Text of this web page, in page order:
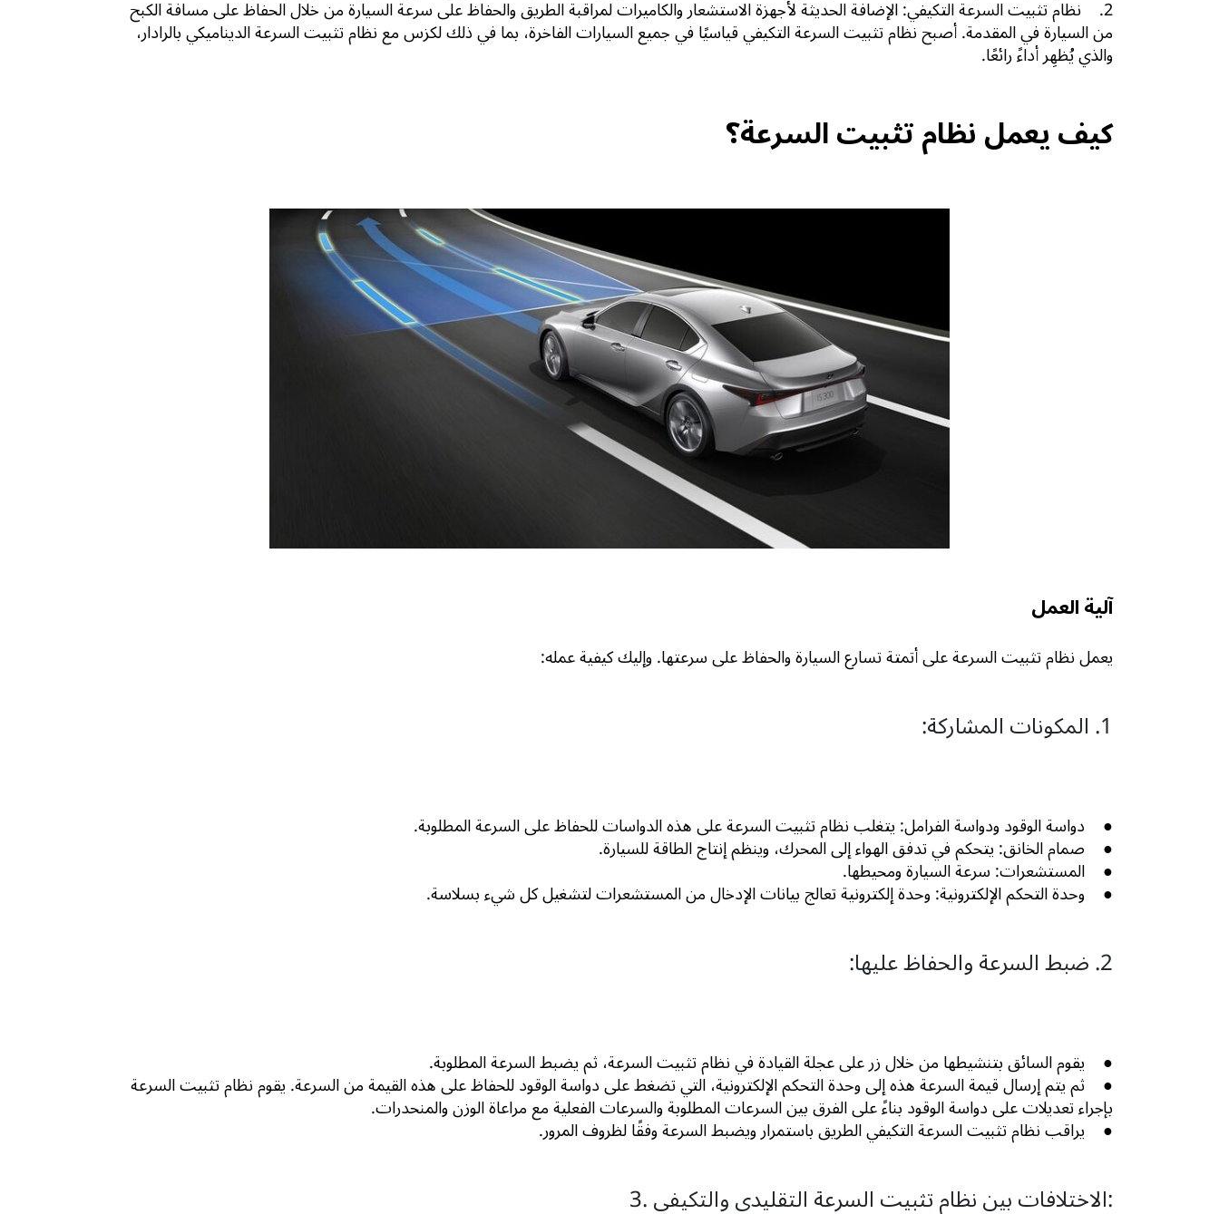
2. نظام تثبيت السرعة التكيفي: الإضافة الحديثة لأجهزة الاستشعار والكاميرات لمراقبة الطريق والحفاظ على سرعة السيارة من خلال الحفاظ على مسافة الكبح
من السيارة في المقدمة. أصبح نظام تثبيت السرعة التكيفي قياسيًا في جميع السيارات الفاخرة، بما في ذلكلكزسمع نظام تثبيت السرعة الديناميكي بالرادار،
والذي يُظهِر أداءً رائعًا.
كيف يعمل نظام تثبيت السرعة؟
آلية العمل
يعمل نظام تثبيت السرعة على أتمتة تسارع السيارة والحفاظ على سرعتها. وإليك كيفية عمله:
1. المكونات المشاركة:
● دواسة الوقود ودواسة الفرامل: يتغلب نظام تثبيت السرعة على هذه الدواسات للحفاظ على السرعة المطلوبة.
● صمام الخانق: يتحكم في تدفق الهواء إلى المحرك، وينظم إنتاج الطاقة للسيارة.
● المستشعرات: سرعة السيارة ومحيطها.
● وحدة التحكم الإلكترونية: وحدة إلكترونية تعالج بيانات الإدخال من المستشعرات لتشغيل كل شيء بسلاسة.
2. ضبط السرعة والحفاظ عليها:
● يقوم السائق بتنشيطها من خلال زر على عجلة القيادة في نظام تثبيت السرعة، ثم يضبط السرعة المطلوبة.
● ثم يتم إرسال قيمة السرعة هذه إلى وحدة التحكم الإلكترونية، التي تضغط على دواسة الوقود للحفاظ على هذه القيمة من السرعة. يقوم نظام تثبيت السرعة
بإجراء تعديلات على دواسة الوقود بناءً على الفرق بين السرعات المطلوبة والسرعات الفعلية مع مراعاة الوزن والمنحدرات.
● يراقب نظام تثبيت السرعة التكيفي الطريق باستمرار ويضبط السرعة وفقًا لظروف المرور.
3. الاختلافات بين نظام تثبيت السرعة التقليدي والتكيفي: